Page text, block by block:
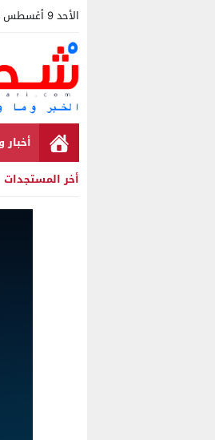
الأحد 9 أغسطس 2026 - 11:12 صباحًا
أخبار
أخر المستجدات